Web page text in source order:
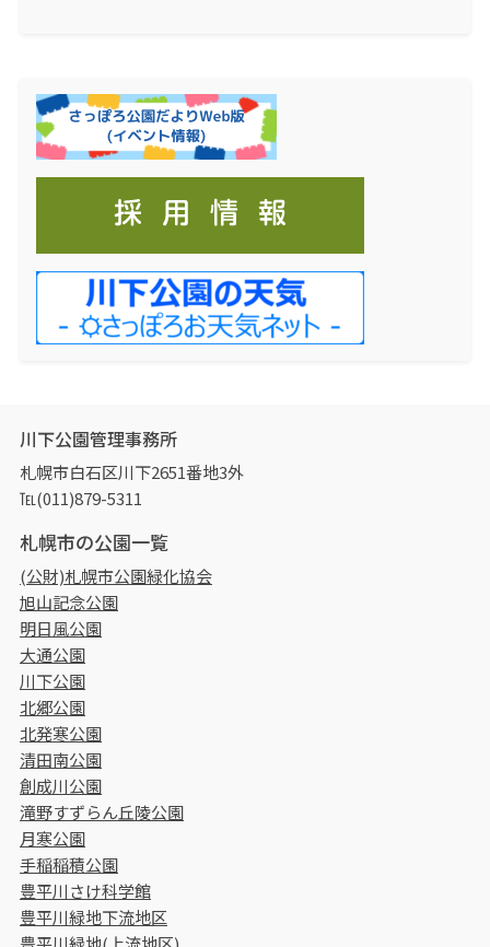
川下公園管理事務所
札幌市白石区川下2651番地3外
℡(011)879-5311
札幌市の公園一覧
(公財)札幌市公園緑化協会
旭山記念公園
明日風公園
大通公園
川下公園
北郷公園
北発寒公園
清田南公園
創成川公園
滝野すずらん丘陵公園
月寒公園
手稲稲積公園
豊平川さけ科学館
豊平川緑地下流地区